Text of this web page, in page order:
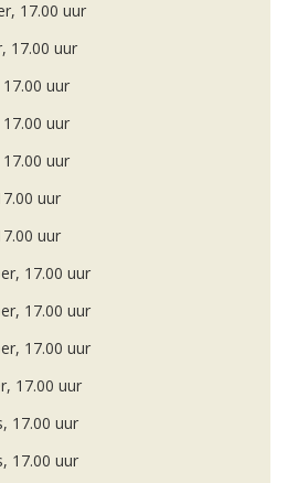
17.00 uur
17.00 uur
uur
uur
uur
uur
uur
17.00 uur
17.00 uur
17.00 uur
17.00 uur
17.00 uur
17.00 uur